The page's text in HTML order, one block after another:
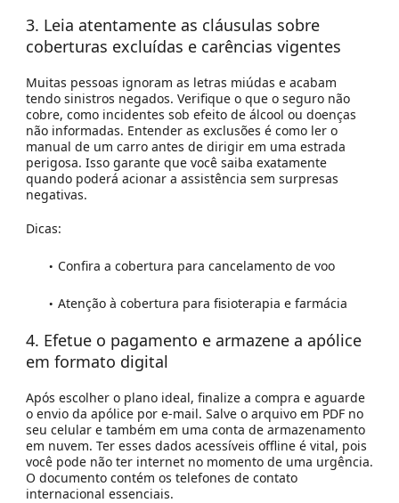
3. Leia atentamente as cláusulas sobre
coberturas excluídas e carências vigentes
Muitas pessoas ignoram as letras miúdas e acabam
tendo sinistros negados. Verifique o que o seguro não
cobre, como incidentes sob efeito de álcool ou doenças
não informadas. Entender as exclusões é como ler o
manual de um carro antes de dirigir em uma estrada
perigosa. Isso garante que você saiba exatamente
quando poderá acionar a assistência sem surpresas
negativas.
Dicas:
Confira a cobertura para cancelamento de voo
Atenção à cobertura para fisioterapia e farmácia
4. Efetue o pagamento e armazene a apólice
em formato digital
Após escolher o plano ideal, finalize a compra e aguarde
o envio da apólice por e-mail. Salve o arquivo em PDF no
seu celular e também em uma conta de armazenamento
em nuvem. Ter esses dados acessíveis offline é vital, pois
você pode não ter internet no momento de uma urgência.
O documento contém os telefones de contato
internacional essenciais.